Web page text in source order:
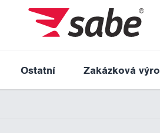
Ostatní Zakázková